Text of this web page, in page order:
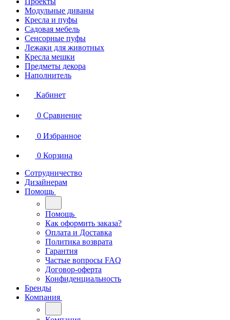
Модульные диваны
Кресла и пуфы
Садовая мебель
Сенсорные пуфы
Лежаки для животных
Кресла мешки
Предметы декора
Наполнитель
Кабинет
0 Сравнение
0 Избранное
0 Корзина
Сотрудничество
Дизайнерам
Помощь
Помощь
Как оформить заказа?
Оплата и Доставка
Политика возврата
Гарантия
Частые вопросы FAQ
Договор-оферта
Конфиденциальность
Бренды
Компания